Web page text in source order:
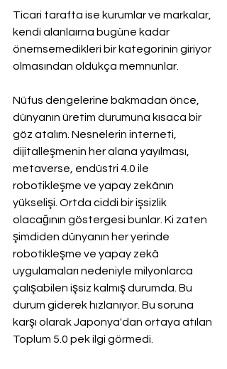
Ticari tarafta ise kurumlar ve markalar,
kendi alanlaırna bugüne kadar
önemsemedikleri bir kategorinin giriyor
olmasından oldukça memnunlar.
Nüfus dengelerine bakmadan önce,
dünyanın üretim durumuna kısaca bir
göz atalım. Nesnelerin interneti,
dijitalleşmenin her alana yayılması,
metaverse, endüstri 4.0 ile
robotikleşme ve yapay zekânın
yükselişi. Ortda ciddi bir işsizlik
olacağının göstergesi bunlar. Ki zaten
şimdiden dünyanın her yerinde
robotikleşme ve yapay zekâ
uygulamaları nedeniyle milyonlarca
çalışabilen işsiz kalmış durumda. Bu
durum giderek hızlanıyor. Bu soruna
karşı olarak Japonya'dan ortaya atılan
Toplum 5.0 pek ilgi görmedi.